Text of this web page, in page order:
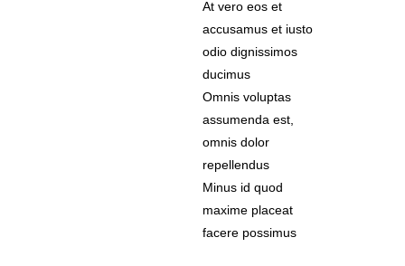
At vero eos et
accusamus et iusto
odio dignissimos
ducimus
Omnis voluptas
assumenda est,
omnis dolor
repellendus
Minus id quod
maxime placeat
facere possimus